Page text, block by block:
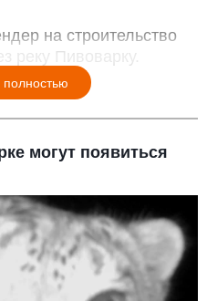
на строительство
реку Пивоварку.
полностью
могут появиться